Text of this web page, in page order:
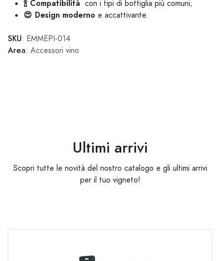
🍾 Compatibilità con i tipi di bottiglia più comuni;
😍 Design moderno e accattivante.
SKU: EMMEPI-014
Area: Accessori vino
Ultimi arrivi
Scopri tutte le novità del nostro catalogo e gli ultimi arrivi
per il tuo vigneto!